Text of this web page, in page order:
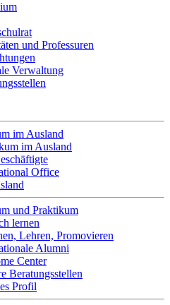
und Professuren
Verwaltung
im Ausland
im Ausland
Office
und Praktikum
lernen
Lehren, Promovieren
Alumni
Center
Beratungsstellen
Profil